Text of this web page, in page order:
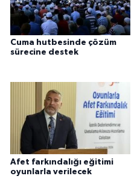
Cuma hutbesinde çözüm
sürecine destek
Afet farkındalığı eğitimi
oyunlarla verilecek